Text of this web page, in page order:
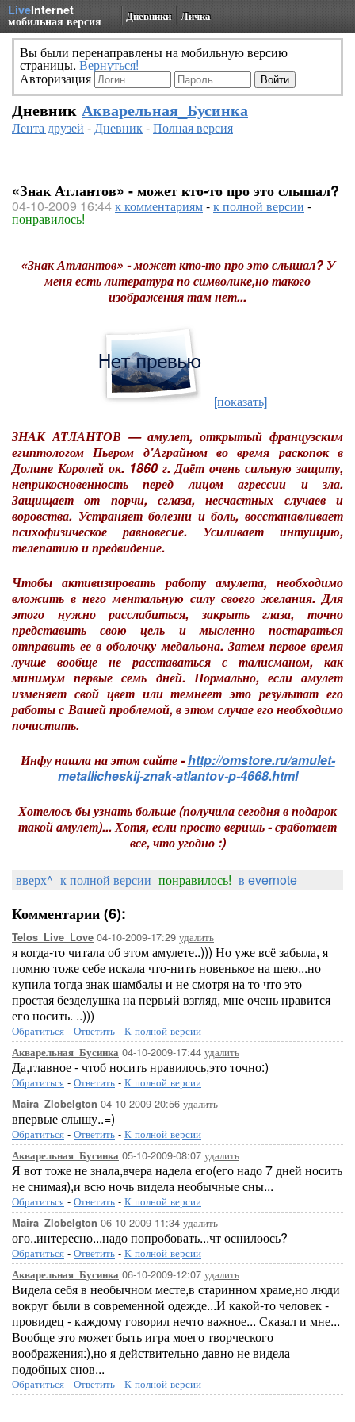
LiveInternet
мобильная версия Дневники Личка
Вы были перенаправлены на мобильную версию
страницы. Вернуться!
Авторизация
Дневник Акварельная_Бусинка
Лента друзей -Дневник-Полная версия
«Знак Атлантов» - может кто-то про это слышал?
04-10-2009 16:44к комментариям-к полной версии -
понравилось!
«Знак Атлантов» - может кто-то про это слышал? У
меня есть литература по символике,но такого
изображения там нет...
[показать]
ЗНАК АТЛАНТОВ — амулет, открытый французским
египтологом Пьером д'Аграйном во время раскопок в
Долине Королей ок. 1860 г. Даёт очень сильную защиту,
неприкосновенность перед лицом агрессии и зла.
Защищает от порчи, сглаза, несчастных случаев и
воровства. Устраняет болезни и боль, восстанавливает
психофизическое равновесие. Усиливает интуицию,
телепатию и предвидение.
Чтобы активизировать работу амулета, необходимо
вложить в него ментальную силу своего желания. Для
этого нужно расслабиться, закрыть глаза, точно
представить свою цель и мысленно постараться
отправить ее в оболочку медальона. Затем первое время
лучше вообще не расставаться с талисманом, как
минимум первые семь дней. Нормально, если амулет
изменяет свой цвет или темнеет это результат его
работы с Вашей проблемой, в этом случае его необходимо
почистить.
Инфу нашла на этом сайте -http://omstore.ru/amulet-
metallicheskij-znak-atlantov-p-4668.html
Хотелось бы узнать больше (получила сегодня в подарок
такой амулет)... Хотя, если просто веришь - сработает
все, что угодно :)
вверх^ к полной версии понравилось! в evernote
Комментарии (6):
Telos_Live_Love 04-10-2009-17:29 удалить
я когда-то читала об этом амулете..))) Но уже всё забыла, я
помню тоже себе искала что-нить новенькое на шею...но
купила тогда знак шамбалы и не смотря на то что это
простая безделушка на первый взгляд, мне очень нравится
его носить. ..)))
Обратиться - Ответить - К полной версии
Акварельная_Бусинка 04-10-2009-17:44 удалить
Да,главное - чтоб носить нравилось,это точно:)
Обратиться - Ответить - К полной версии
Maira_Zlobelgton 04-10-2009-20:56 удалить
впервые слышу..=)
Обратиться - Ответить - К полной версии
Акварельная_Бусинка 05-10-2009-08:07 удалить
Я вот тоже не знала,вчера надела его(его надо 7 дней носить
не снимая),и всю ночь видела необычные сны...
Обратиться - Ответить - К полной версии
Maira_Zlobelgton 06-10-2009-11:34 удалить
ого..интересно...надо попробовать...чт оснилоось?
Обратиться - Ответить - К полной версии
Акварельная_Бусинка 06-10-2009-12:07 удалить
Видела себя в необычном месте,в старинном храме,но люди
вокруг были в современной одежде...И какой-то человек -
провидец - каждому говорил нечто важное... Сказал и мне...
Вообще это может быть игра моего творческого
воображения:),но я действительно давно не видела
подобных снов...
Обратиться - Ответить - К полной версии